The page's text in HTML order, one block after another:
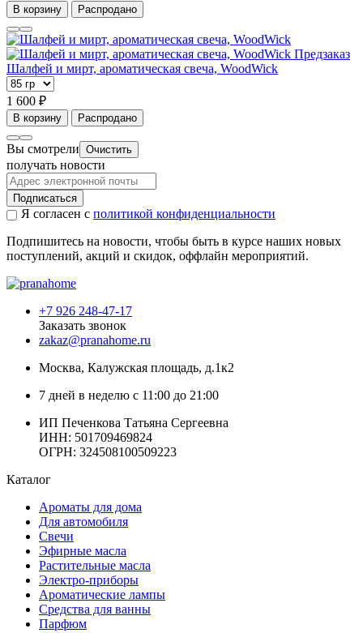
В корзину Распродано
Предзаказ
Шалфей и мирт, ароматическая свеча, WoodWick
1 600 ₽
В корзину Распродано
Вы смотрели Очистить
получать новости
Подписаться
Я согласен с политикой конфиденциальности
Подпишитесь на новости, чтобы быть в курсе наших новых
поступлений, акций и скидок, оффлайн мероприятий.
+7 926 248-47-17
Заказать звонок
zakaz@pranahome.ru
Москва, Калужская площадь, д.1к2
7 дней в неделю с 11:00 до 21:00
ИП Печенкова Татьяна Сергеевна
ИНН: 501709469824
ОГРН: 324508100509223
Каталог
Ароматы для дома
Для автомобиля
Свечи
Эфирные масла
Растительные масла
Электро-приборы
Ароматические лампы
Средства для ванны
Парфюм